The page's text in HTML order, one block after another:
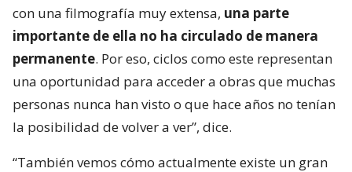
con una filmografía muy extensa, una parte
importante de ella no ha circulado de manera
permanente. Por eso, ciclos como este representan
una oportunidad para acceder a obras que muchas
personas nunca han visto o que hace años no tenían
la posibilidad de volver a ver”, dice.
“También vemos cómo actualmente existe un gran